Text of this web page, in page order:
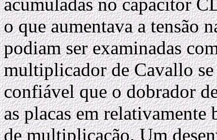
o que aumentava a tensão
podiam ser examinadas
multiplicador de Cavallo
confiável que o dobrador
as placas em relativamente
de multiplicação. Um